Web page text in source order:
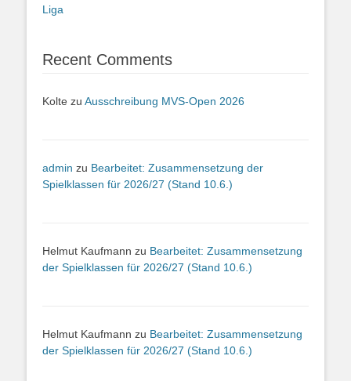
Liga
Recent Comments
Kolte zu Ausschreibung MVS-Open 2026
admin zu Bearbeitet: Zusammensetzung der
Spielklassen für 2026/27 (Stand 10.6.)
Helmut Kaufmann zu Bearbeitet: Zusammensetzung
der Spielklassen für 2026/27 (Stand 10.6.)
Helmut Kaufmann zu Bearbeitet: Zusammensetzung
der Spielklassen für 2026/27 (Stand 10.6.)